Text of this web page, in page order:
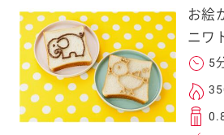
お絵
ニワ
5